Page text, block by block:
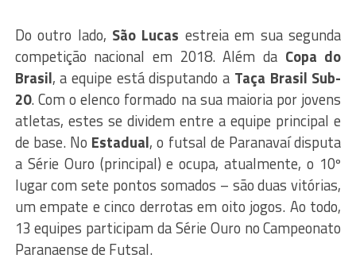
Do outro lado, São Lucas estreia em sua segunda
competição nacional em 2018. Além da Copa do
Brasil, a equipe está disputando a Taça Brasil Sub-
20. Com o elenco formado na sua maioria por jovens
atletas, estes se dividem entre a equipe principal e
de base. No Estadual, o futsal de Paranavaí disputa
a Série Ouro (principal) e ocupa, atualmente, o 10º
lugar com sete pontos somados – são duas vitórias,
um empate e cinco derrotas em oito jogos. Ao todo,
13 equipes participam da Série Ouro no Campeonato
Paranaense de Futsal.